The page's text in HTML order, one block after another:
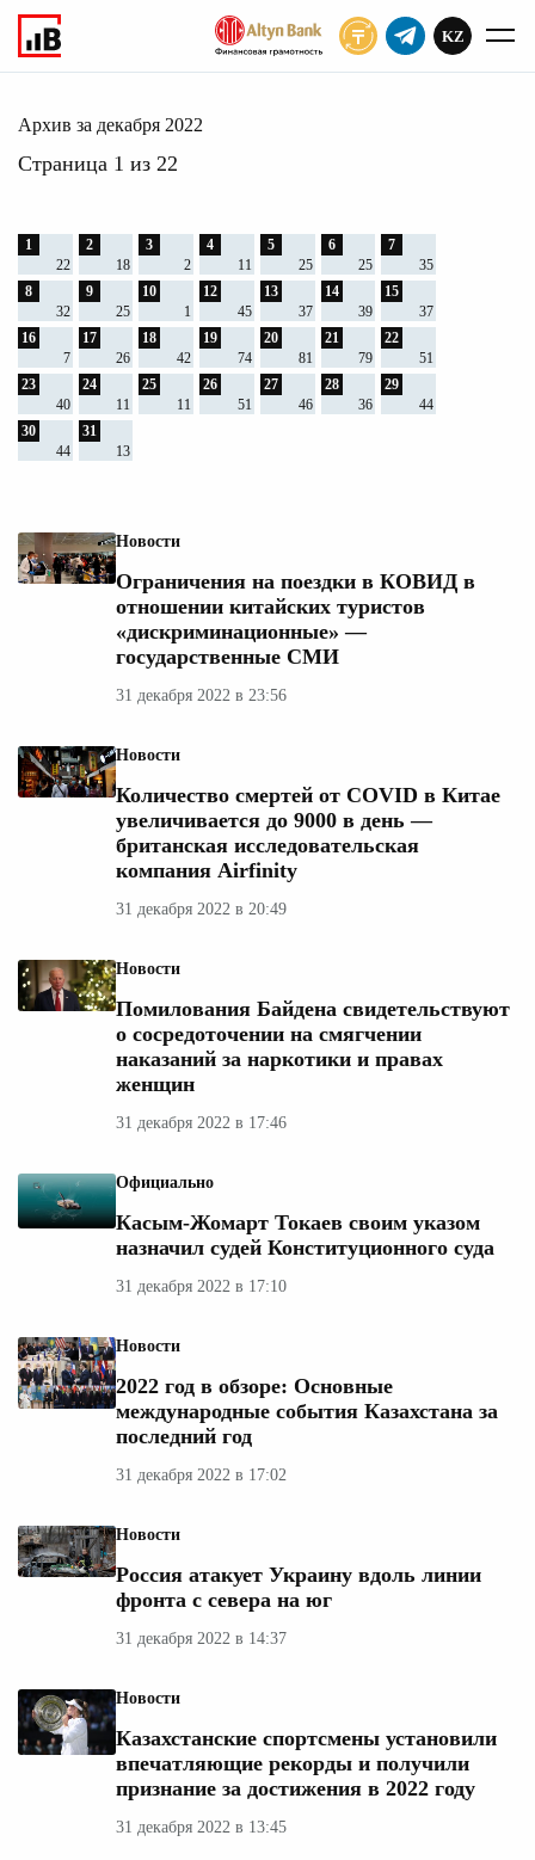
KZ
Главное 2022
Архив за декабря 2022
Страница 1 из 22
Новости
Ограничения на поездки в КОВИД в
отношении китайских туристов
«дискриминационные» —
государственные СМИ
31 декабря 2022 в 23:56
Новости
Количество смертей от COVID в Китае
увеличивается до 9000 в день —
британская исследовательская
компания Airfinity
31 декабря 2022 в 20:49
Новости
Помилования Байдена свидетельствуют
о сосредоточении на смягчении
наказаний за наркотики и правах
женщин
31 декабря 2022 в 17:46
Официально
Касым-Жомарт Токаев своим указом
назначил судей Конституционного суда
31 декабря 2022 в 17:10
Новости
2022 год в обзоре: Основные
международные события Казахстана за
последний год
31 декабря 2022 в 17:02
Новости
Россия атакует Украину вдоль линии
фронта с севера на юг
31 декабря 2022 в 14:37
Новости
Казахстанские спортсмены установили
впечатляющие рекорды и получили
признание за достижения в 2022 году
31 декабря 2022 в 13:45
1
22
2
18
3
2
4
11
5
25
6
25
7
35
8
32
9
25
10
1
12
45
13
37
14
39
15
37
16
7
17
26
18
42
19
74
20
81
21
79
22
51
23
40
24
11
25
11
26
51
27
46
28
36
29
44
30
44
31
13